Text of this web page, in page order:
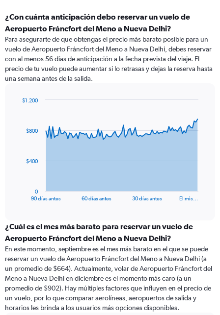
¿Con cuánta anticipación debo reservar un vuelo de
Aeropuerto Fráncfort del Meno a Nueva Delhi?
Para asegurarte de que obtengas el precio más barato posible para un
vuelo de Aeropuerto Fráncfort del Meno a Nueva Delhi, debes reservar
con al menos 56 días de anticipación a la fecha prevista del viaje. El
precio de tu vuelo puede aumentar si lo retrasas y dejas la reserva hasta
una semana antes de la salida.
data
The
categories.
Range:
91
categories.
The
chart
has
1
Y
axis
90 días antes 60 días antes 30 días antes El mis…
0
$400
$800
$1.200
¿Cuál es el mes más barato para reservar un vuelo de
Aeropuerto Fráncfort del Meno a Nueva Delhi?
En este momento, septiembre es el mes más barato en el que se puede
reservar un vuelo de Aeropuerto Fráncfort del Meno a Nueva Delhi (a
un promedio de $664). Actualmente, volar de Aeropuerto Fráncfort del
Meno a Nueva Delhi en diciembre es el momento más caro (a un
promedio de $902). Hay múltiples factores que influyen en el precio de
un vuelo, por lo que comparar aerolíneas, aeropuertos de salida y
horarios les brinda a los usuarios más opciones disponibles.